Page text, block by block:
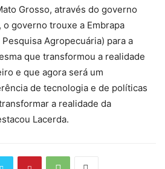
Grosso, através do governo
o governo trouxe a Embrapa
Agropecuária) para a
que transformou a realidade
e que agora será um
de tecnologia e de políticas
a realidade da
Lacerda.